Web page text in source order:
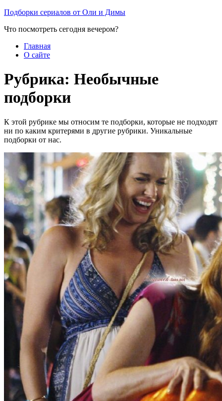
Перейти
содержимому
Подборки сериалов от Оли и Димы
Что посмотреть сегодня вечером?
Главная
О сайте
Рубрика: Необычные
подборки
К этой рубрике мы относим те подборки, которые не подходят
ни по каким критерями в другие рубрики. Уникальные
подборки от нас.